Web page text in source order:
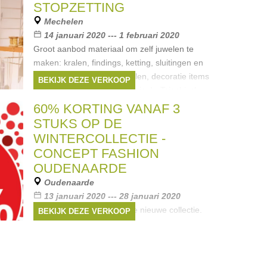
STOPZETTING
Mechelen
14 januari 2020 --- 1 februari 2020
Groot aanbod materiaal om zelf juwelen te
maken: kralen, findings, ketting, sluitingen en
oorhaken, afgewerkte juwelen, decoratie items
en meubels aan zachte prijsjes! - Tsjechische
glaskralen en Vintage
BEKIJK DEZE VERKOOP
60% KORTING VANAF 3
STUKS OP DE
WINTERCOLLECTIE -
CONCEPT FASHION
OUDENAARDE
Oudenaarde
13 januari 2020 --- 28 januari 2020
Wij maken plaats voor onze nieuwe collectie.
Ruime keuze voor jong en oud. Merken tegen
BEKIJK DEZE VERKOOP